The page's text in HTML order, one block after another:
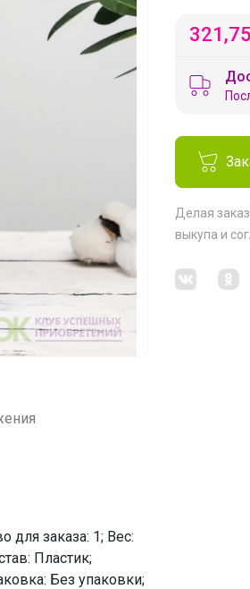
для заказа: 1; Вес:
Пластик;
Без упаковки;
321,75
Делая
выкупа и